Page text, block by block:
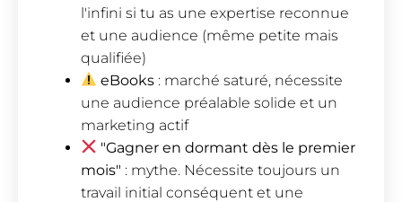
l'infini si tu as une expertise reconnue
et une audience (même petite mais
qualifiée)
eBooks : marché saturé, nécessite
une audience préalable solide et un
marketing actif
"Gagner en dormant dès le premier
mois" : mythe. Nécessite toujours un
travail initial conséquent et une